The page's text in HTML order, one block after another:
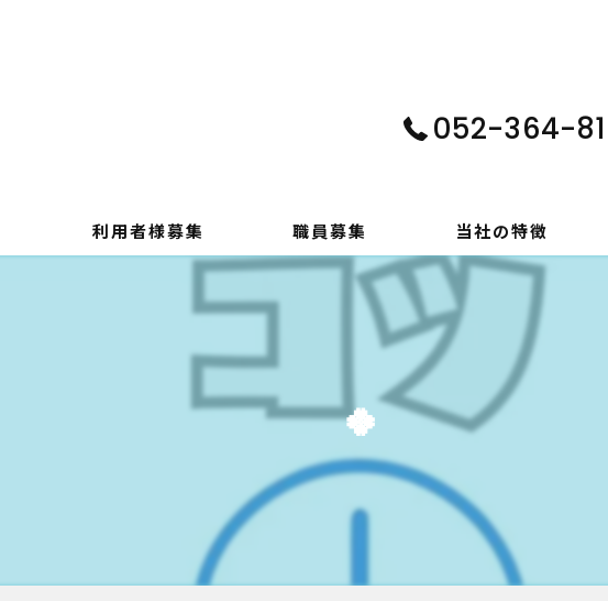
052-364-
利用者様募集 職員募集 当社の特徴
パソコン
在宅支援
動画編集
🍀